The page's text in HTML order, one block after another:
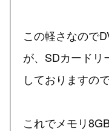
この軽さなので
が、SDカードリ
しておりますの
これでメモリ